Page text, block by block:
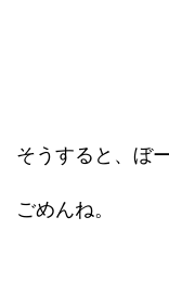
そうすると、ぼ
ごめんね。